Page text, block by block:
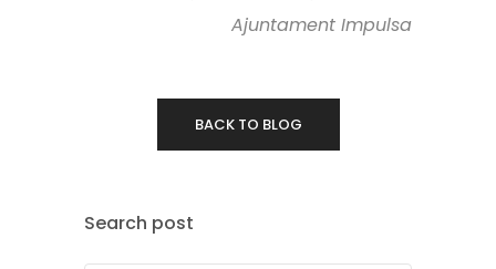
Ajuntament Impulsa
BACK TO BLOG
Search post